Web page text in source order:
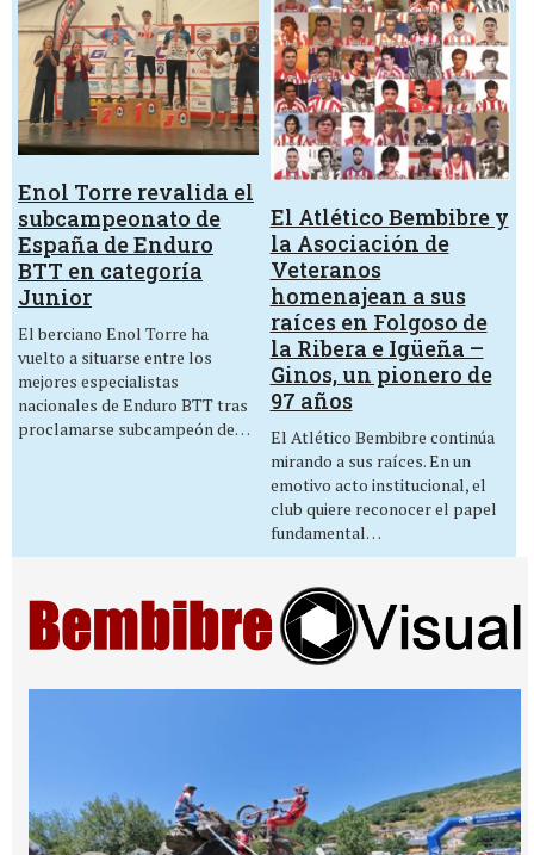
Enol Torre revalida el
subcampeonato de
España de Enduro
BTT en categoría
Junior
El berciano Enol Torre ha
vuelto a situarse entre los
mejores especialistas
nacionales de Enduro BTT tras
proclamarse subcampeón de…
El Atlético Bembibre y
la Asociación de
Veteranos
homenajean a sus
raíces en Folgoso de
la Ribera e Igüeña –
Ginos, un pionero de
97 años
El Atlético Bembibre continúa
mirando a sus raíces. En un
emotivo acto institucional, el
club quiere reconocer el papel
fundamental…